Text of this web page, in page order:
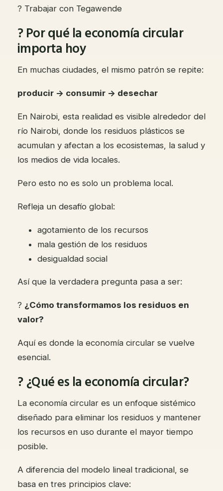
? Trabajar con Tegawende
? Por qué la economía circular
importa hoy
En muchas ciudades, el mismo patrón se repite:
producir → consumir → desechar
En Nairobi, esta realidad es visible alrededor del
río Nairobi, donde los residuos plásticos se
acumulan y afectan a los ecosistemas, la salud y
los medios de vida locales.
Pero esto no es solo un problema local.
Refleja un desafío global:
agotamiento de los recursos
mala gestión de los residuos
desigualdad social
Así que la verdadera pregunta pasa a ser:
? ¿Cómo transformamos los residuos en
valor?
Aquí es donde la economía circular se vuelve
esencial.
? ¿Qué es la economía circular?
La economía circular es un enfoque sistémico
diseñado para eliminar los residuos y mantener
los recursos en uso durante el mayor tiempo
posible.
A diferencia del modelo lineal tradicional, se
basa en tres principios clave: